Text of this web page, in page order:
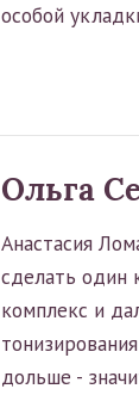
особой
Ольга
Анастасия
сделать один
комплекс и
дольше -